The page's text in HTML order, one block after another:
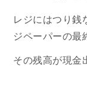
レジにはつり銭
ジペーパーの最
その残高が現金